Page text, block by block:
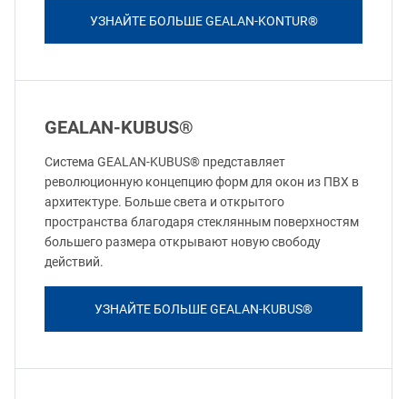
УЗНАЙТЕ БОЛЬШЕ GEALAN-KONTUR®
GEALAN-KUBUS®
Система GEALAN-KUBUS® представляет
революционную концепцию форм для окон из ПВХ в
архитектуре. Больше света и открытого
пространства благодаря стеклянным поверхностям
большего размера открывают новую свободу
действий.
УЗНАЙТЕ БОЛЬШЕ GEALAN-KUBUS®